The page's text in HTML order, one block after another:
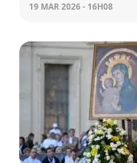
19 MAR 2026 - 16H08